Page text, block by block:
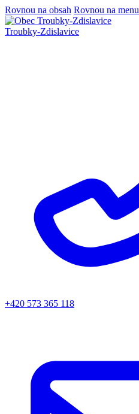
Rovnou na obsah Rovnou na menu
Troubky-Zdislavice
+420 573 365 118